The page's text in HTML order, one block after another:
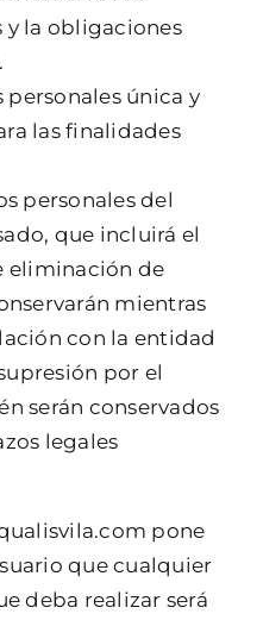
y la obligaciones
única y
las finalidades
personales del
que incluirá el
eliminación de
mientras
con la entidad
por el
serán conservados
legales
pone
que cualquier
deba realizar será